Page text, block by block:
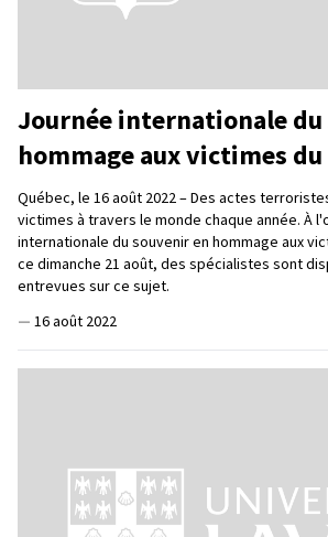
Journée internationale du
hommage aux victimes
Québec, le 16 août 2022 – Des actes
victimes à travers le monde chaque année. À
internationale du souvenir en hommage aux
ce dimanche 21 août, des spécialistes sont
entrevues sur ce sujet.
— 16 août 2022